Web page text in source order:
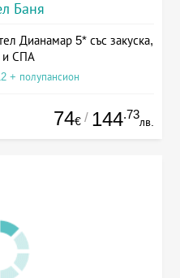
Баня
Дианамар 5* със закуска,
и СПА
+ полупансион
74€ / 144.73
лв.